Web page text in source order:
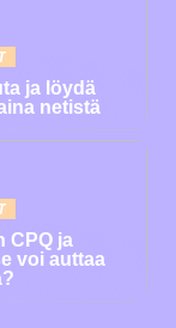
ja löydä
netistä
CPQ ja
voi auttaa